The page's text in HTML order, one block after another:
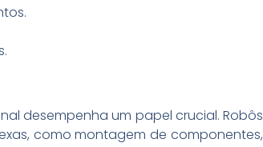
desempenha um papel crucial. Robôs
como montagem de componentes,